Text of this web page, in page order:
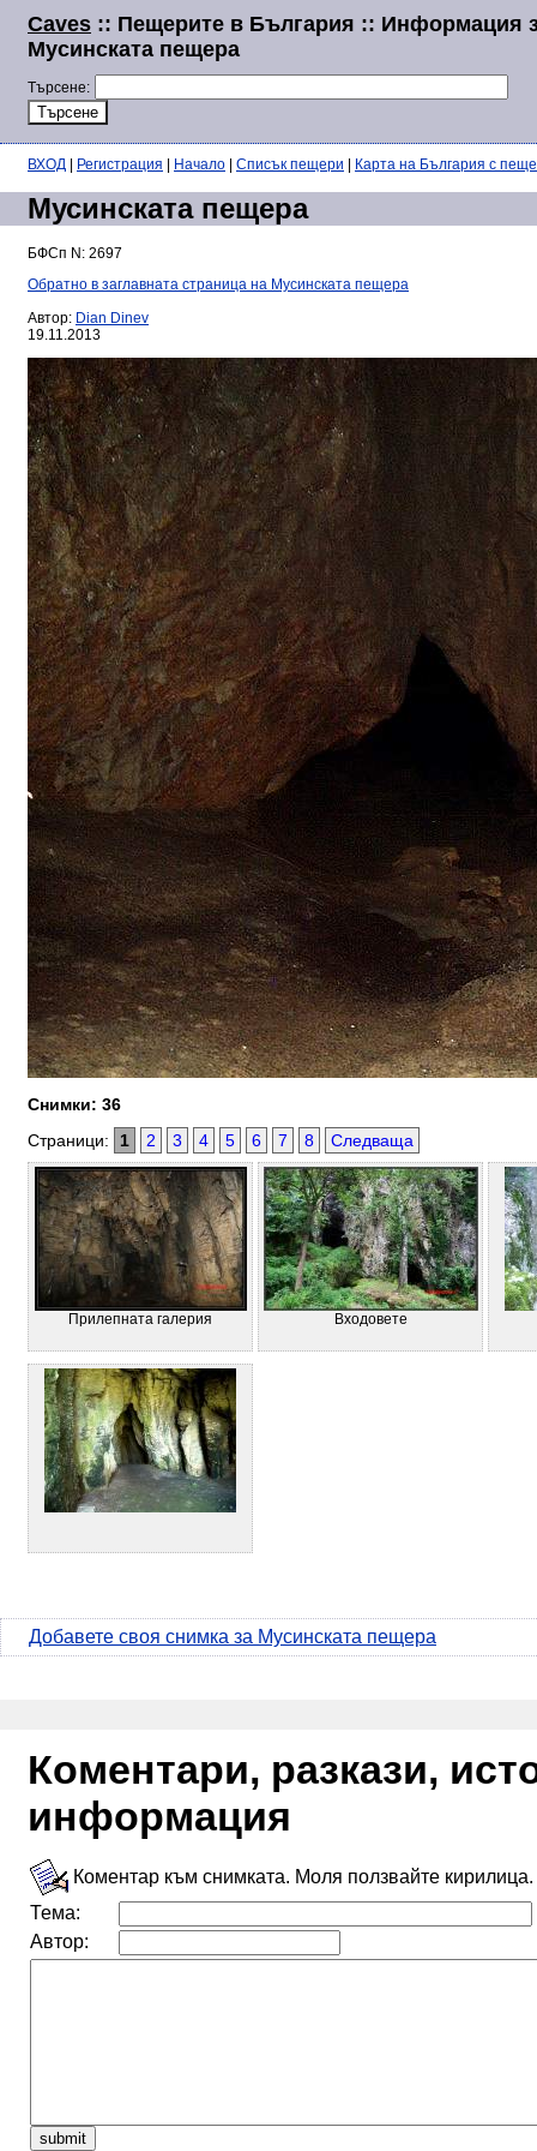
Caves :: Пещерите в България :: Информация
Мусинската пещера
Търсене:
ВХОД Регистрация Начало Списък пещери Карта на България с
Мусинската пещера
БФСп N: 2697
Обратно в заглавната страница на Мусинската пещера
Автор: Dian Dinev
19.11.2013
Снимки: 36
Страници:
1 2 3 4 5 6 7 8 Следваща
Прилепната галерия Входовете
Добавете своя снимка за Мусинската пещера
Коментари, разкази,
информация
Коментар към снимката. Моля ползвайте кирилица.
Тема:
Автор: